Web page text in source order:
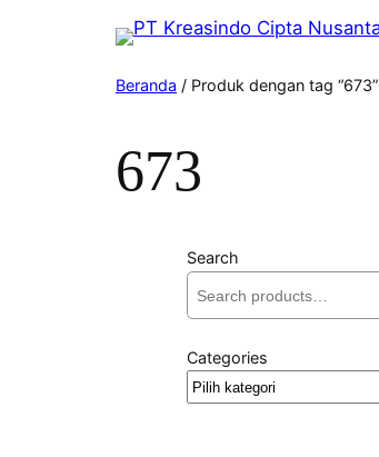
Beranda / Produk dengan tag “673”
673
Search
Categories
Pilih